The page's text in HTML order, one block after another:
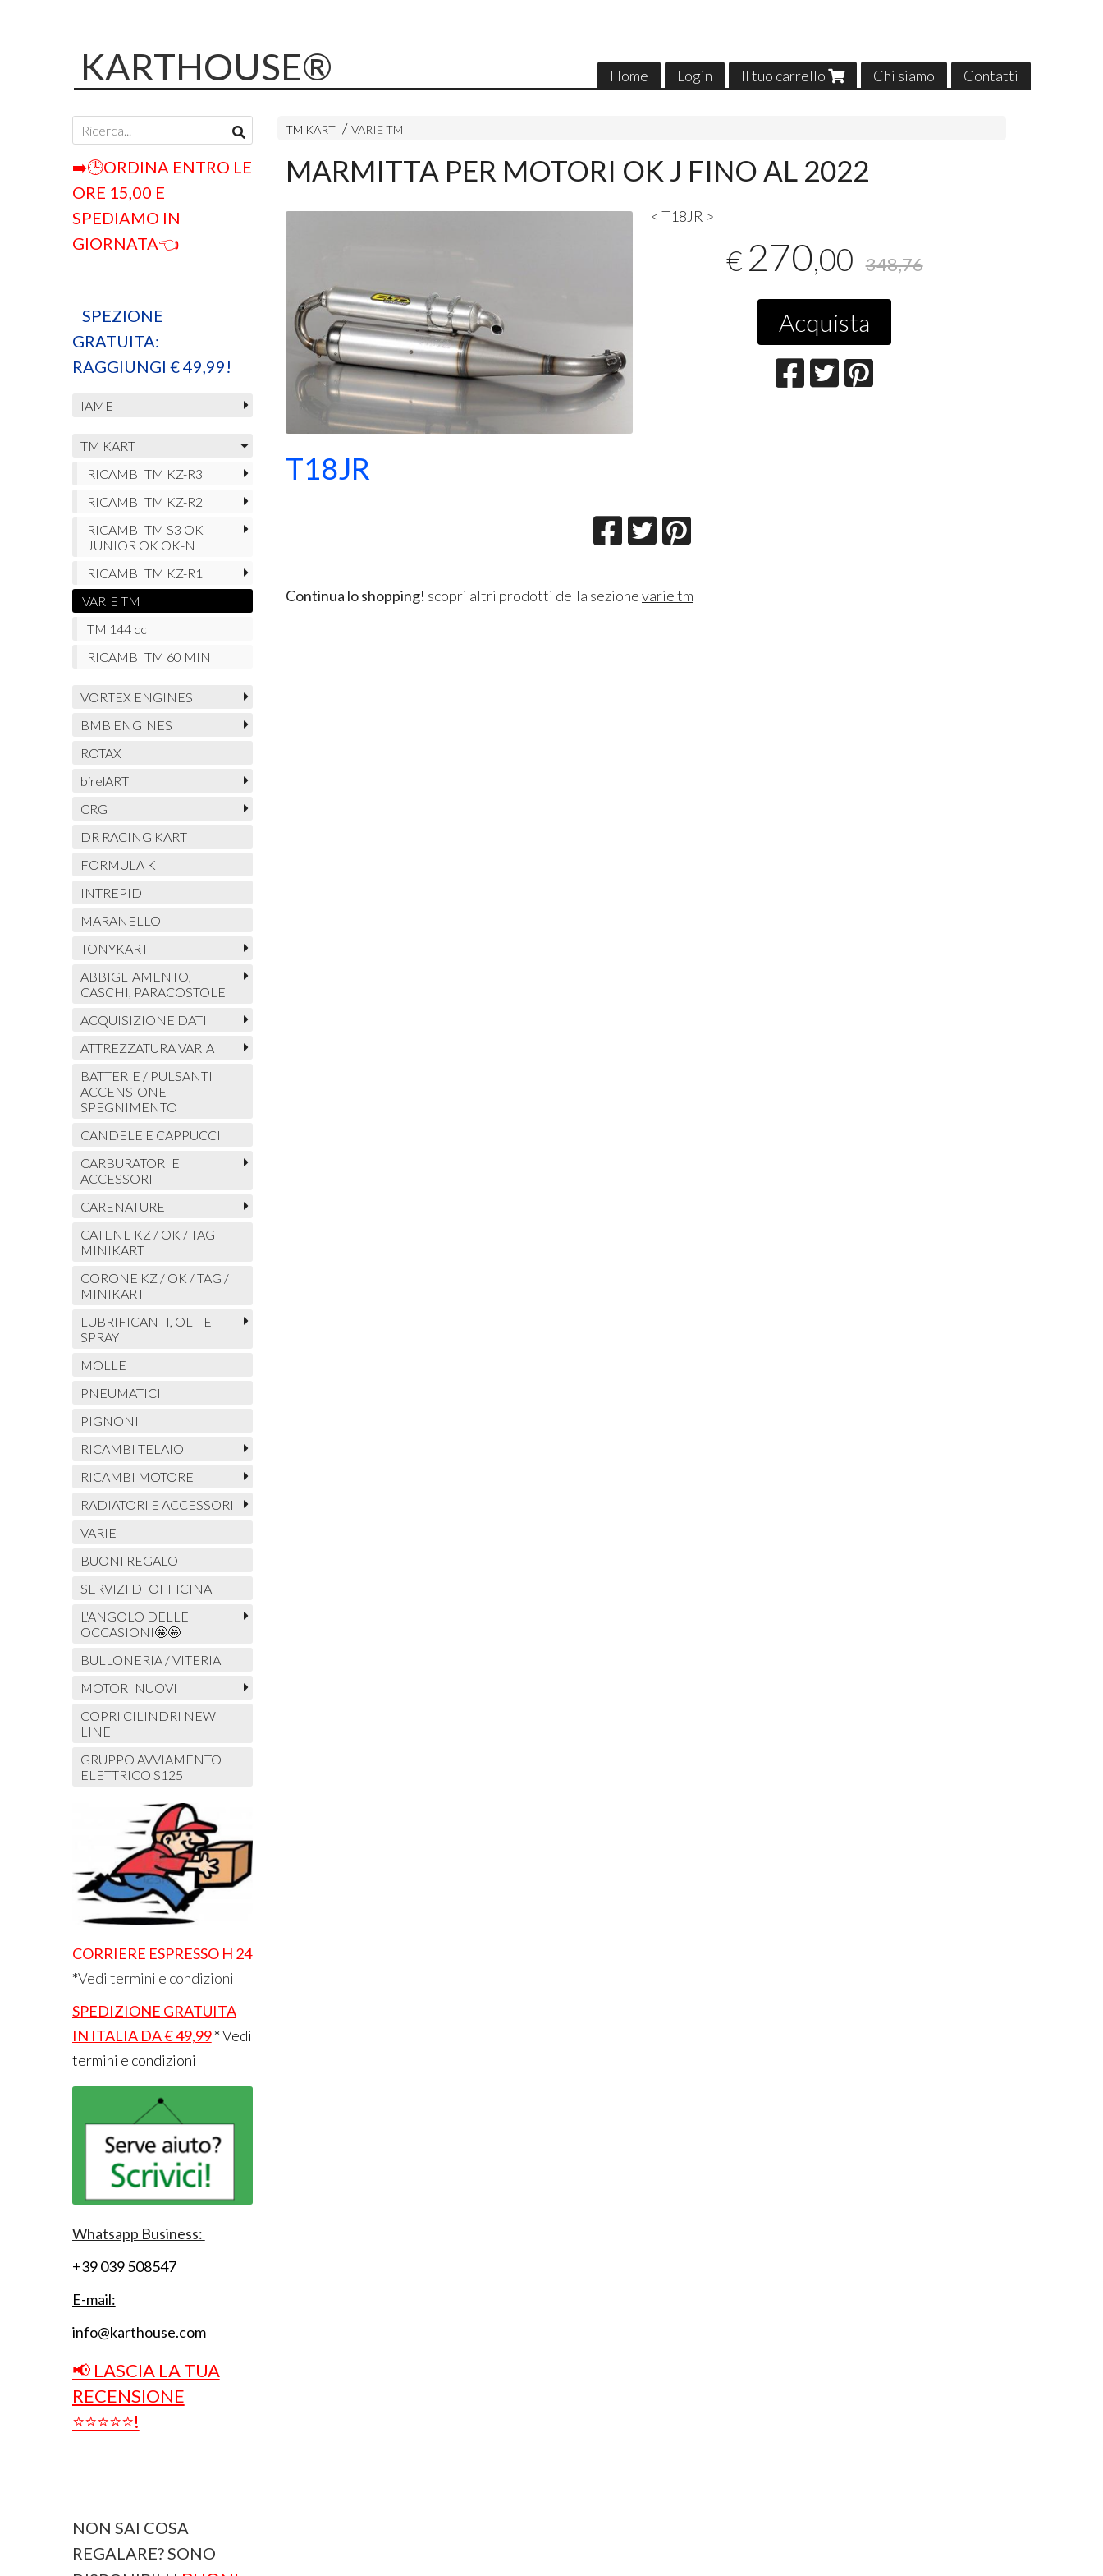
Home Login Il tuo carrello Chi siamo Contatti
KARTHOUSE®
TM KART VARIE TM
MARMITTA PER MOTORI OK J FINO AL 2022
< T18JR >
€ 270,00 348,76
Acquista
T18JR
Continua lo shopping! scopri altri prodotti della sezionevarie tm
➡️🕒ORDINA ENTRO LE
ORE 15,00 E
SPEDIAMO IN
GIORNATA👈
SPEZIONE
GRATUITA:
RAGGIUNGI € 49,99!
IAME
TM KART
RICAMBI TM KZ-R3
RICAMBI TM KZ-R2
RICAMBI TM S3 OK-
JUNIOR OK OK-N
RICAMBI TM KZ-R1
VARIE TM
TM 144 cc
RICAMBI TM 60 MINI
VORTEX ENGINES
BMB ENGINES
ROTAX
birelART
CRG
DR RACING KART
FORMULA K
INTREPID
MARANELLO
TONYKART
ABBIGLIAMENTO,
CASCHI, PARACOSTOLE
ACQUISIZIONE DATI
ATTREZZATURA VARIA
BATTERIE / PULSANTI
ACCENSIONE -
SPEGNIMENTO
CANDELE E CAPPUCCI
CARBURATORI E
ACCESSORI
CARENATURE
CATENE KZ / OK / TAG
MINIKART
CORONE KZ / OK / TAG /
MINIKART
LUBRIFICANTI, OLII E
SPRAY
MOLLE
PNEUMATICI
PIGNONI
RICAMBI TELAIO
RICAMBI MOTORE
RADIATORI E ACCESSORI
VARIE
BUONI REGALO
SERVIZI DI OFFICINA
L'ANGOLO DELLE
OCCASIONI🤩🤩
BULLONERIA / VITERIA
MOTORI NUOVI
COPRI CILINDRI NEW
LINE
GRUPPO AVVIAMENTO
ELETTRICO S125
CORRIERE ESPRESSO H 24
*Vedi termini e condizioni
SPEDIZIONE GRATUITA
IN ITALIA DA € 49,99*Vedi
termini e condizioni
Whatsapp Business:
+39 039 508547
E-mail:
info@karthouse.com
📢 LASCIA LA TUA
RECENSIONE
⭐⭐⭐⭐⭐!
NON SAI COSA
REGALARE? SONO